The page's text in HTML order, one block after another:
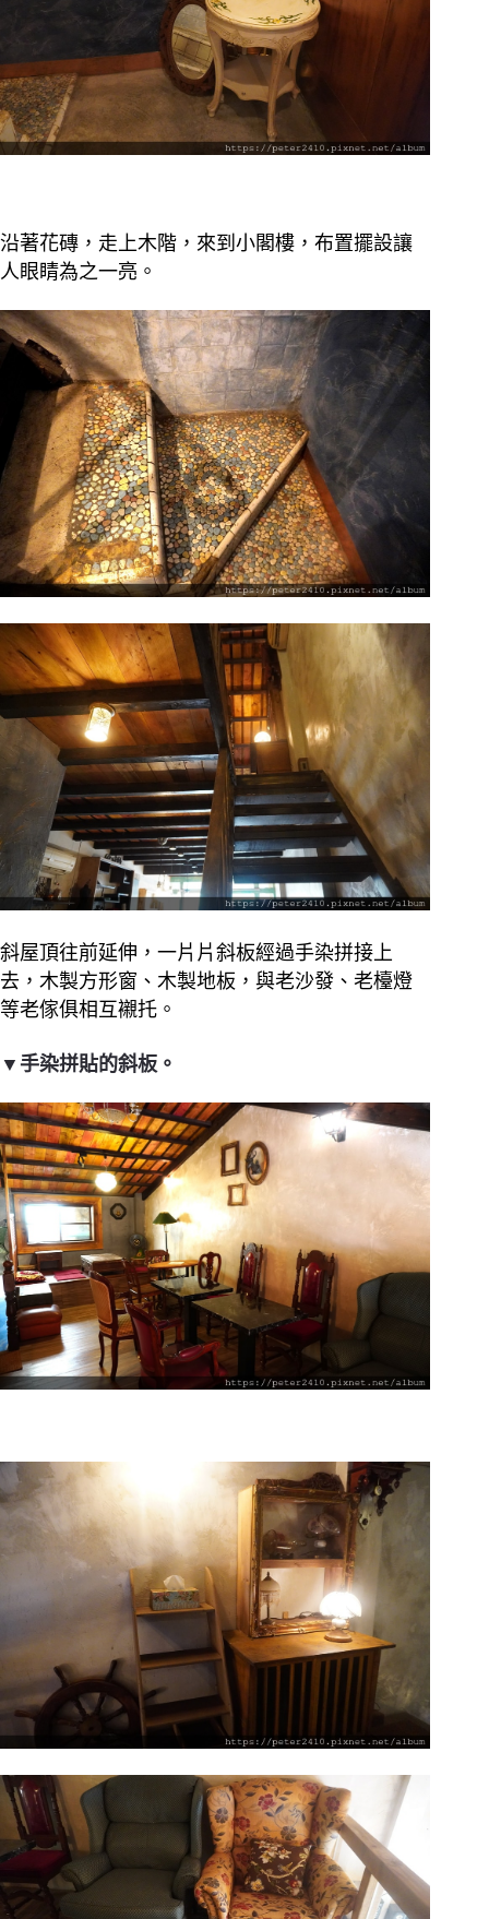
沿著花磚，走上木階，來到小閣樓，布置擺設讓
人眼睛為之一亮。
斜屋頂往前延伸，一片片斜板經過手染拼接上
去，木製方形窗、木製地板，與老沙發、老檯燈
等老傢俱相互襯托。
▼手染拼貼的斜板。